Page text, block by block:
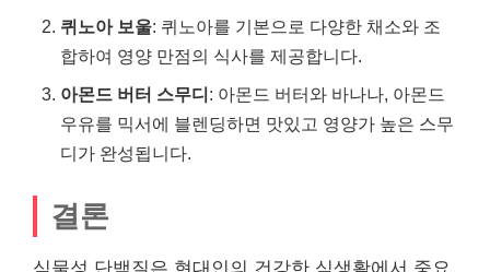
퀴노아 보울: 퀴노아를 기본으로 다양한 채소와 조
합하여 영양 만점의 식사를 제공합니다.
아몬드 버터 스무디: 아몬드 버터와 바나나, 아몬드
우유를 믹서에 블렌딩하면 맛있고 영양가 높은 스무
디가 완성됩니다.
결론